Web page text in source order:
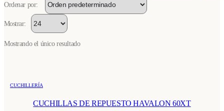
Ordenar por:
Mostrar:
Mostrando el único resultado
CUCHILLERÍA
CUCHILLAS DE REPUESTO HAVALON 60XT